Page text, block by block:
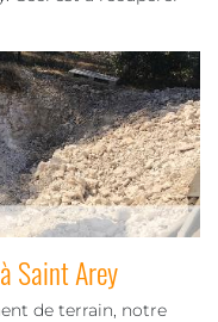
Saint Arey
de terrain, notre